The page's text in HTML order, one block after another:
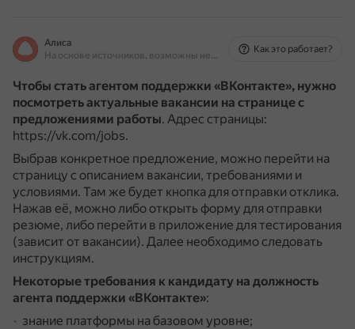
Алиса
На основе источников, возможны неточности
Как это работает?
Чтобы стать агентом поддержки «ВКонтакте», нужно
посмотреть актуальные вакансии на странице с
предложениями работы. Адрес страницы:
https://vk.com/jobs.
Выбрав конкретное предложение, можно перейти на
страницу с описанием вакансии, требованиями и
условиями. Там же будет кнопка для отправки отклика.
Нажав её, можно либо открыть форму для отправки
резюме, либо перейти в приложение для тестирования
(зависит от вакансии). Далее необходимо следовать
инструкциям.
Некоторые требования к кандидату на должность
агента поддержки «ВКонтакте»:
знание платформы на базовом уровне;